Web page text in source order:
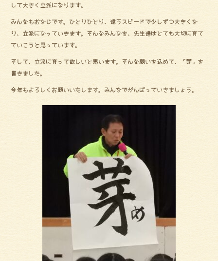
して大きく立派になります。
みんなもおなじです。ひとりひとり、違うスピードで少しずつ大きくな
り、立派になっていきます。そんなみんなを、先生達はとても大切に育て
ていこうと思っています。
そして、立派に育って欲しいと思います。そんな願いを込めて、「芽」を
書きました。
今年もよろしくお願いいたします。みんなでがんばっていきましょう。